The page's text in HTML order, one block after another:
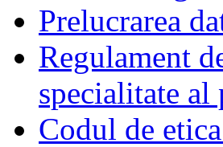
Prelucrarea
Regulament
specialitate
Codul de